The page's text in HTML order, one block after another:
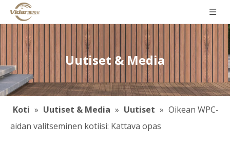
Uutiset & Media
Koti » Uutiset & Media » Uutiset » Oikean WPC-
aidan valitseminen kotiisi: Kattava opas